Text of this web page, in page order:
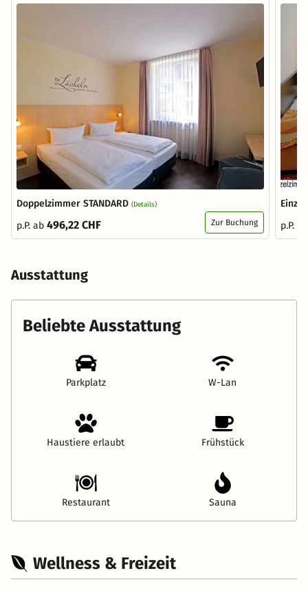
Doppelzimmer STANDARD (Details)
p.P. ab 496,22 CHF Zur Buchung
p.P.
Ausstattung
Beliebte Ausstattung
Parkplatz W-Lan
Haustiere erlaubt Frühstück
Restaurant Sauna
Wellness & Freizeit